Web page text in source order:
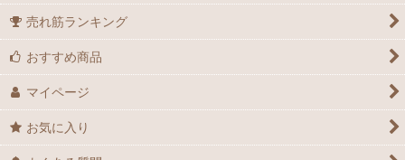
売れ筋ランキング
おすすめ商品
マイページ
お気に入り